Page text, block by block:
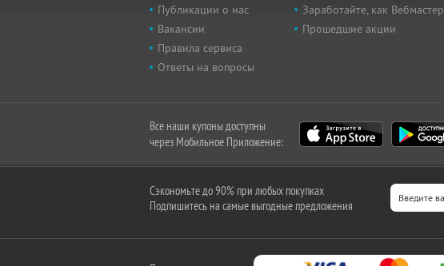
Публикации о нас
Вакансии
Правила сервиса
Ответы на вопросы
Заработайте, как Вебмастер
Прошедшие акции
Все наши купоны доступны
через Мобильное Приложение:
Сэкономьте до 90% при любых покупках
Подпишитесь на самые выгодные предложения